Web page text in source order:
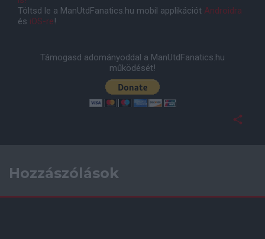
Töltsd le a ManUtdFanatics.hu mobil applikációt Androidra
és iOS-re!
Támogasd adományoddal a ManUtdFanatics.hu
működését!
Hozzászólások